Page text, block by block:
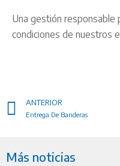
Una gestión responsable
condiciones de nuestros
ANTERIOR
Entrega De Banderas
Más noticias